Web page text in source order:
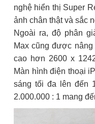
nghệ hiển thị Super
ảnh chân thật và sắc
Ngoài ra, độ phân
Max cũng được
cao hơn 2600 x
Màn hình điện thoại
sáng tối đa lên đến
2.000.000 : 1 mang